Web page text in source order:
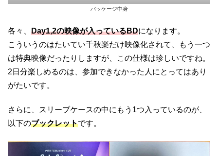
パッケージ中身
各々、 Day1,2の映像が入っているBDになります。
こういうのはたいてい千秋楽だけ映像化されて、もう一つ
は特典映像だったりしますが、この仕様は珍しいですね。
2日分楽しめるのは、参加できなかった人にとってはあり
がたいです。
さらに、スリーブケースの中にもう1つ入っているのが、
以下のブックレットです。